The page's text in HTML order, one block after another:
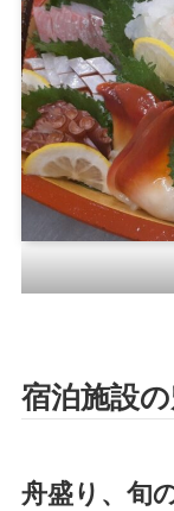
宿泊施設
舟盛り、旬